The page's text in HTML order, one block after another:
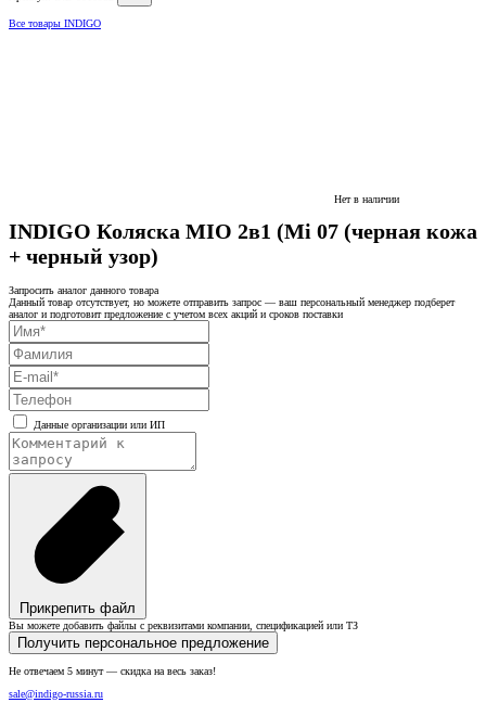
Все товары INDIGO
Нет в наличии
INDIGO Коляска MIO 2в1 (Mi 07 (черная кожа
+ черный узор)
Запросить аналог данного товара
Данный товар отсутствует, но можете отправить запрос — ваш персональный менеджер подберет
аналог и подготовит предложение с учетом всех акций и сроков поставки
Данные организации или ИП
Прикрепить файл
Вы можете добавить файлы с реквизитами компании, спецификацией или ТЗ
Получить персональное предложение
Не отвечаем 5 минут — скидка на весь заказ!
sale@indigo-russia.ru